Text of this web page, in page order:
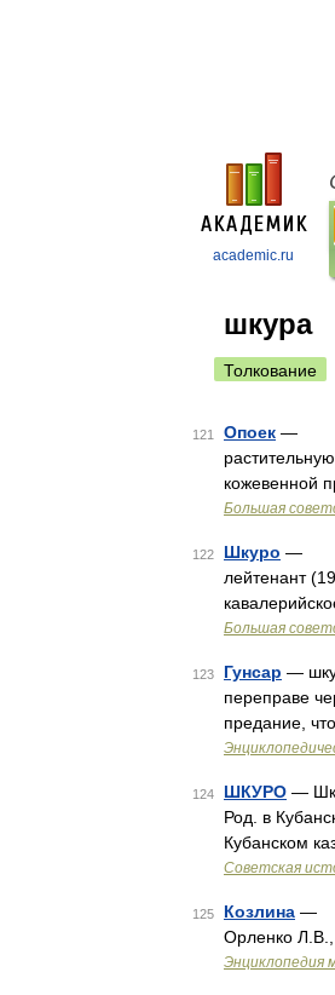
academic.ru
шкура
Толкование
121 Опоек —
кожевенной
Большая
122 Шкуро —
лейтенант
Большая
123 Гунсар —
переправе
предание,
124 ШКУРО —
Род. в
Кубанском
Советская
125 Козлина —
Орленко
Энциклопедия